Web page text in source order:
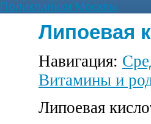
Поликлиники Москвы
Липоевая
Навигация:
Витамины и
Липоевая